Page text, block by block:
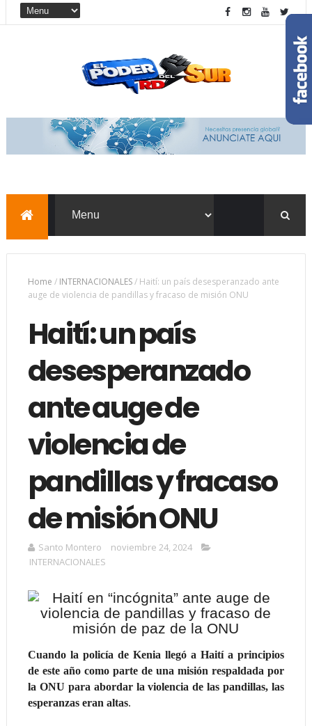
Home / INTERNACIONALES/ Haití: un país desesperanzado ante
auge de violencia de pandillas y fracaso de misión ONU
Haití: un país
desesperanzado
ante auge de
violencia de
pandillas y fracaso
de misión ONU
Santo Montero
noviembre 24, 2024
INTERNACIONALES
Cuando la policía de Kenia llegó a Haití a principios
de este año como parte de una misión respaldada por
la ONU para abordar la violencia de las pandillas, las
esperanzas eran altas.